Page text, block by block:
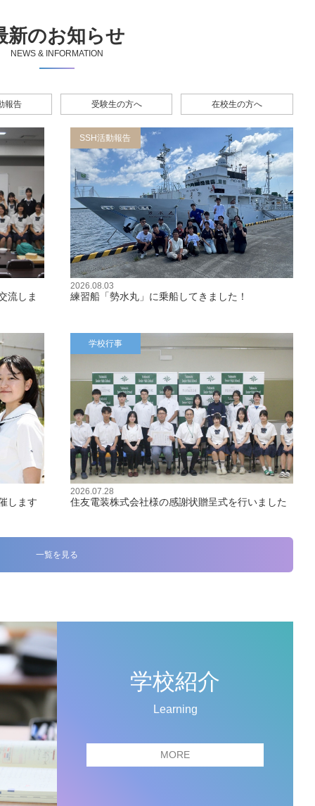
新のお知らせ
NEWS & INFORMATION
報告 受験生の方へ 在校生の方へ
流しま
SSH活動報告
2026.08.03
練習船「勢水丸」に乗船してきました！
します
学校行事
2026.07.28
住友電装株式会社様の感謝状贈呈式を行いました
一覧を見る
学校紹介
Learning
MORE